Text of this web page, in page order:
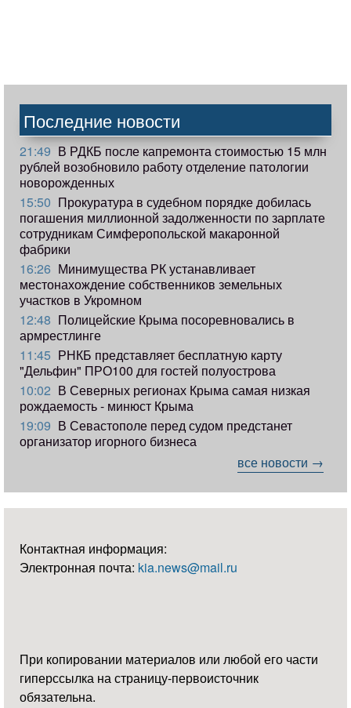
Последние новости
21:49 В РДКБ после капремонта стоимостью 15 млн
рублей возобновило работу отделение патологии
новорожденных
15:50 Прокуратура в судебном порядке добилась
погашения миллионной задолженности по зарплате
сотрудникам Симферопольской макаронной
фабрики
16:26 Минимущества РК устанавливает
местонахождение собственников земельных
участков в Укромном
12:48 Полицейские Крыма посоревновались в
армрестлинге
11:45 РНКБ представляет бесплатную карту
"Дельфин" ПРО100 для гостей полуострова
10:02 В Северных регионах Крыма самая низкая
рождаемость - минюст Крыма
19:09 В Севастополе перед судом предстанет
организатор игорного бизнеса
все новости →
Контактная информация:
Электронная почта: kia.news@mail.ru
При копировании материалов или любой его части
гиперссылка на страницу-первоисточник
обязательна.